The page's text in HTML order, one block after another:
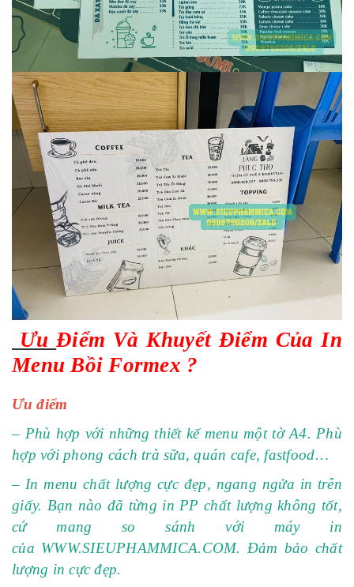
Ưu Điểm Và Khuyết Điểm Của In
Menu Bồi Formex ?
Ưu điểm
– Phù hợp với những thiết kế menu một tờ A4. Phù
hợp với phong cách trà sữa, quán cafe, fastfood…
– In menu chất lượng cực đẹp, ngang ngửa in trên
giấy. Bạn nào đã từng in PP chất lượng không tốt,
cứ mang so sánh với máy in
của WWW.SIEUPHAMMICA.COM. Đảm bảo chất
lượng in cực đẹp.